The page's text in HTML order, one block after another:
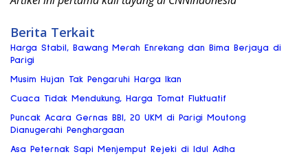
Berita Terkait
Harga Stabil, Bawang Merah Enrekang dan Bima Berjaya di
Parigi
Musim Hujan Tak Pengaruhi Harga Ikan
Cuaca Tidak Mendukung, Harga Tomat Fluktuatif
Puncak Acara Gernas BBI, 20 UKM di Parigi Moutong
Dianugerahi Penghargaan
Asa Peternak Sapi Menjemput Rejeki di Idul Adha